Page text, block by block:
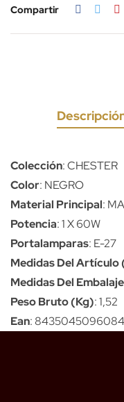
Compartir
Colección: CHESTER
Color: NEGRO
Material Principal:
Potencia: 1 X 60W
Portalamparas: E-27
Medidas Del Artículo
Medidas Del
Peso Bruto (Kg): 1,52
Ean: 8435045096084